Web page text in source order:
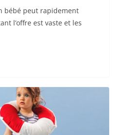
bébé peut rapidement
l’offre est vaste et les